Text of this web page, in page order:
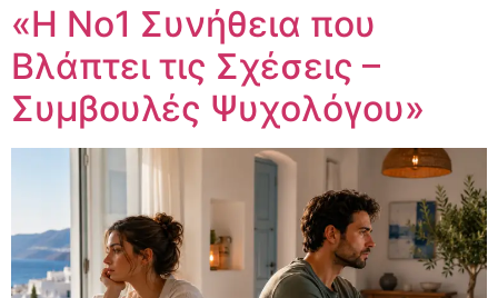
«Η Νο1 Συνήθεια που
Βλάπτει τις Σχέσεις –
Συμβουλές Ψυχολόγου»